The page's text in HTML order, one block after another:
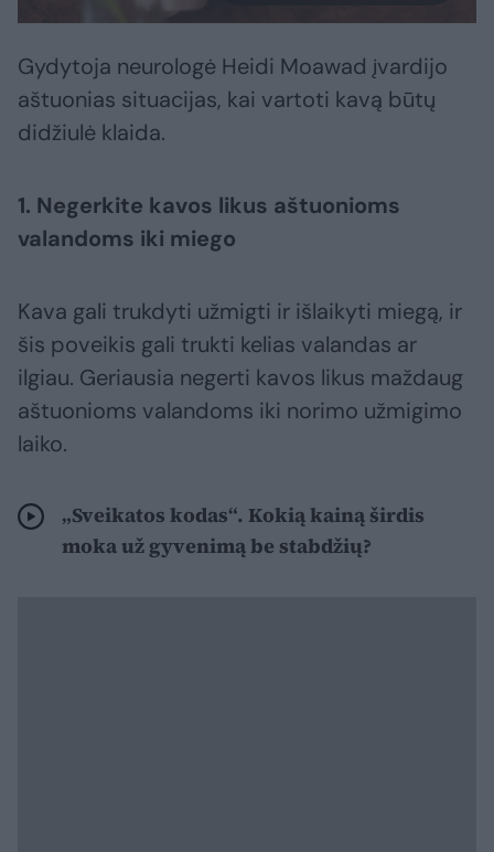
Gydytoja neurologė Heidi Moawad įvardijo
aštuonias situacijas, kai vartoti kavą būtų
didžiulė klaida.
1. Negerkite kavos likus aštuonioms
valandoms iki miego
Kava gali trukdyti užmigti ir išlaikyti miegą, ir
šis poveikis gali trukti kelias valandas ar
ilgiau. Geriausia negerti kavos likus maždaug
aštuonioms valandoms iki norimo užmigimo
laiko.
„Sveikatos kodas“. Kokią kainą širdis
moka už gyvenimą be stabdžių?